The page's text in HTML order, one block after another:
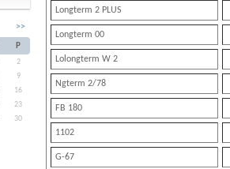
>>
P
2
9
16
23
30
Longterm 2 PLUS
Longterm 00
Lolongterm W 2
Ngterm 2/78
FB 180
1102
G-67